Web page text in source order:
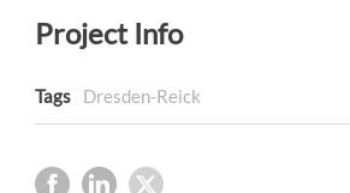
Project Info
Tags Dresden-Reick